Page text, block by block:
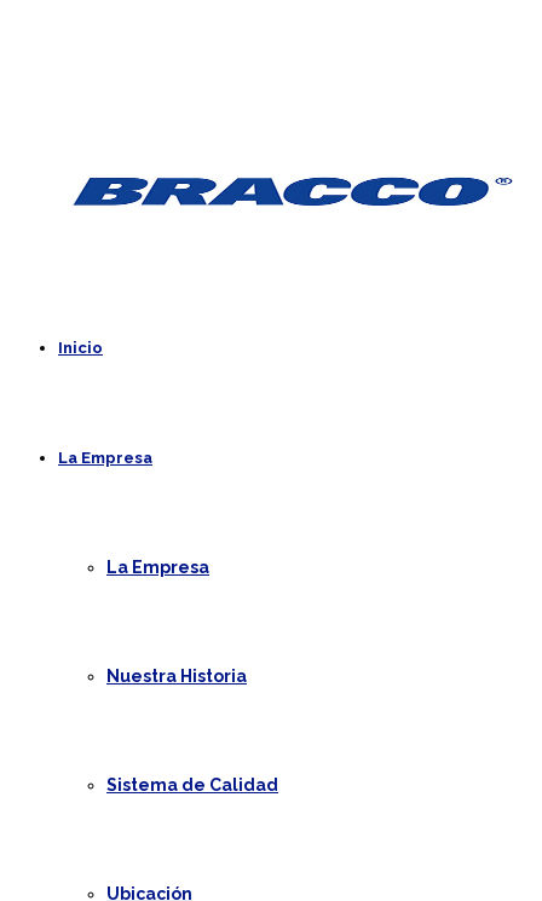
Inicio
La Empresa
La Empresa
Nuestra Historia
Sistema de Calidad
Ubicación